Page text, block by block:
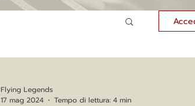
Flying Legends
17 mag 2024
Tempo di lettura: 4 min